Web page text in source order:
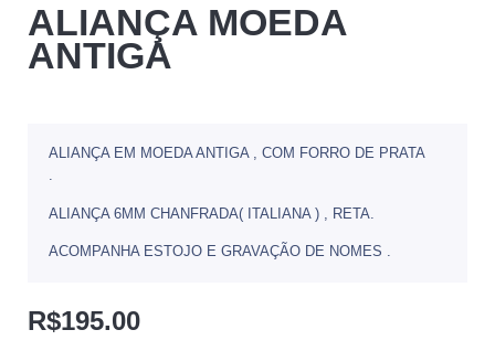
ALIANÇA MOEDA
ANTIGA
ALIANÇA EM MOEDA ANTIGA , COM FORRO DE PRATA
.
ALIANÇA 6MM CHANFRADA( ITALIANA ) , RETA.
ACOMPANHA ESTOJO E GRAVAÇÃO DE NOMES .
R$195.00